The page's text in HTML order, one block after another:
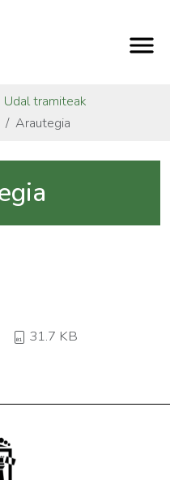
Udal tramiteak
Arautegia
31.7 KB